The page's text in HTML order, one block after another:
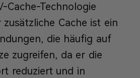
Cache-Technologie
Cache ist ein
die häufig auf
zugreifen, da er die
reduziert und in